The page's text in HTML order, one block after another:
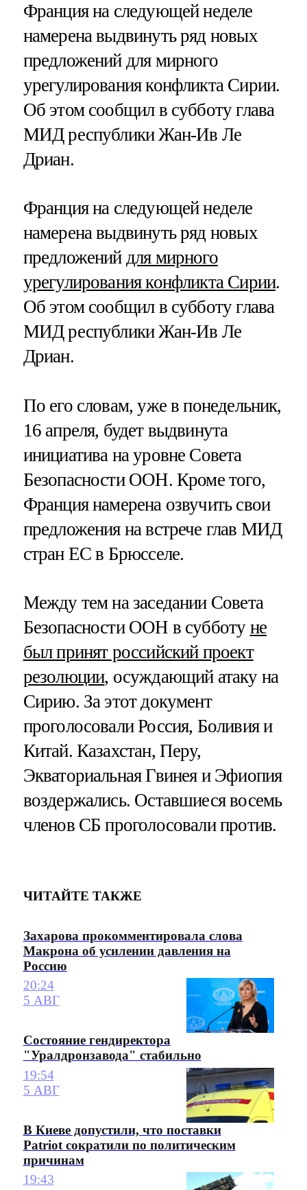
Франция на следующей неделе
намерена выдвинуть ряд новых
предложений для мирного
урегулирования конфликта Сирии.
Об этом сообщил в субботу глава
МИД республики Жан-Ив Ле
Дриан.
Франция на следующей неделе
намерена выдвинуть ряд новых
предложений для мирного
урегулирования конфликта Сирии.
Об этом сообщил в субботу глава
МИД республики Жан-Ив Ле
Дриан.
По его словам, уже в понедельник,
16 апреля, будет выдвинута
инициатива на уровне Совета
Безопасности ООН. Кроме того,
Франция намерена озвучить свои
предложения на встрече глав МИД
стран ЕС в Брюсселе.
Между тем на заседании Совета
Безопасности ООН в субботу не
был принят российский проект
резолюции, осуждающий атаку на
Сирию. За этот документ
проголосовали Россия, Боливия и
Китай. Казахстан, Перу,
Экваториальная Гвинея и Эфиопия
воздержались. Оставшиеся восемь
членов СБ проголосовали против.
ЧИТАЙТЕ ТАКЖЕ
Захарова прокомментировала слова
Макрона об усилении давления на
Россию
20:24
5 АВГ
Состояние гендиректора
"Уралдронзавода" стабильно
19:54
5 АВГ
В Киеве допустили, что поставки
Patriot сократили по политическим
причинам
19:43